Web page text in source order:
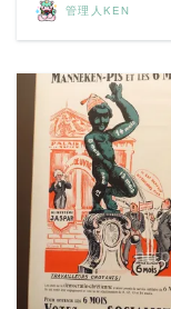
管理人KEN